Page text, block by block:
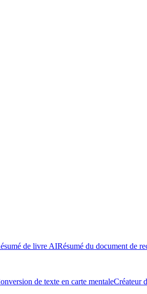
de livre AIRésumé du document de
de texte en carte mentaleCréateur